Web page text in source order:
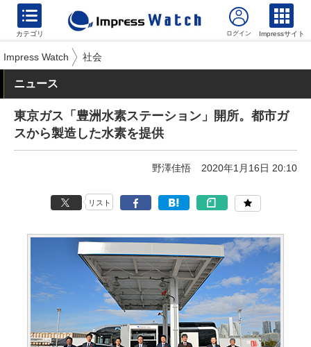
カテゴリ Impressサイト
Impress Watch 社会
ニュース
東京ガス「豊洲水素ステーション」開所。都市ガ
スから製造した水素を提供
野澤佳悟 2020年1月16日 20:10
リスト